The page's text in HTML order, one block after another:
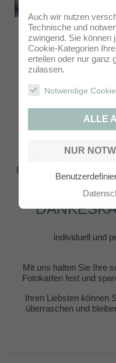
Auch wir nutzen
Technische und
zwingend. Sie können
Cookie-Kategorien
erteilen oder nur ganz
zulassen.
Notwendige
ALLE
NUR
Bildausschnitte und die
das alles für
individuell und
Mit uns halten Sie Ihre
Fotokarten fest und
Ihren Liebsten können
überraschen und